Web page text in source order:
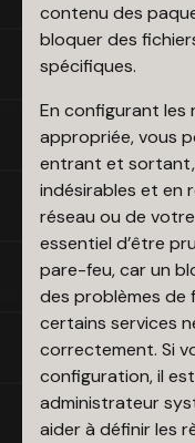
contenu des
bloquer des
spécifiques.
En configurant les
appropriée, vous
entrant et sortant,
indésirables et en
réseau ou de
essentiel d’être
pare-feu, car un
des problèmes de
certains services
correctement. Si
configuration, il
administrateur
aider à définir les